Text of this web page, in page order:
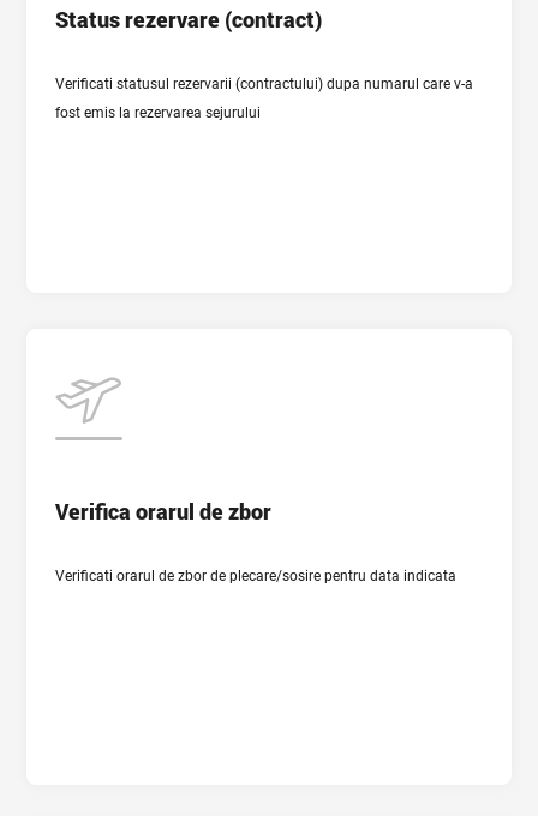
Status rezervare (contract)
Verificati statusul rezervarii (contractului) dupa numarul care v-a
fost emis la rezervarea sejuruluiVERIFICA STATUS REZERVARE
Verifica orarul de zbor
Verificati orarul de zbor de plecare/sosire pentru data indicata